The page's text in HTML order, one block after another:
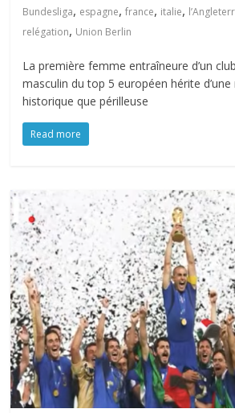
Bundesliga, espagne,france, italie,
relégation, Union Berlin
La première femme entraîneure d’un
masculin du top 5 européen hérite
historique que périlleuse
Read more